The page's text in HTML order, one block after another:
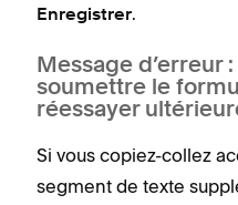
Enregistrer.
Message d’erreur
soumettre le
réessayer
Si vous copiez-collez
segment de texte